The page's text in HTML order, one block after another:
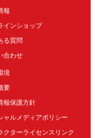
報
インショップ
る質問
合わせ
境
要
報保護方針
ャルメディアポリシー
クターライセンスリンク